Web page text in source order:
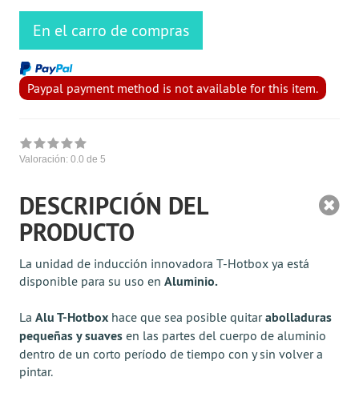
En el carro de compras
Paypal payment method is not available for this item.
Valoración: 0.0 de 5
DESCRIPCIÓN DEL
PRODUCTO
La unidad de inducción innovadora T-Hotbox ya está
disponible para su uso en Aluminio.
La Alu T-Hotbox hace que sea posible quitarabolladuras
pequeñas y suaves en las partes del cuerpo de aluminio
dentro de un corto período de tiempo con y sin volver a
pintar.